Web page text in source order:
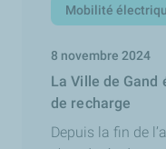
Mobilité
8 novembre 2024
La Ville de
de recharge
Depuis la fin de